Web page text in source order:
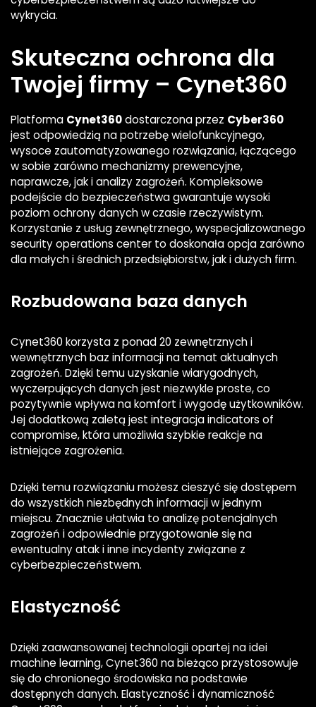
wykrycia.
Skuteczna ochrona dla
Twojej firmy – Cynet360
Platforma Cynet360dostarczona przez Cyber360
jest odpowiedzią na potrzebę wielofunkcyjnego,
wysoce zautomatyzowanego rozwiązania, łączącego
w sobie zarówno mechanizmy prewencyjne,
naprawcze, jak i analizy zagrożeń. Kompleksowe
podejście do bezpieczeństwa gwarantuje wysoki
poziom ochrony danych w czasie rzeczywistym.
Korzystanie z usług zewnętrznego, wyspecjalizowanego
security operations center to doskonała opcja zarówno
dla małych i średnich przedsiębiorstw, jak i dużych firm.
Rozbudowana baza danych
Cynet360 korzysta z ponad 20 zewnętrznych i
wewnętrznych baz informacji na temat aktualnych
zagrożeń. Dzięki temu uzyskanie wiarygodnych,
wyczerpujących danych jest niezwykle proste, co
pozytywnie wpływa na komfort i wygodę użytkowników.
Jej dodatkową zaletą jest integracja indicators of
compromise, która umożliwia szybkie reakcje na
istniejące zagrożenia.
Dzięki temu rozwiązaniu możesz cieszyć się dostępem
do wszystkich niezbędnych informacji w jednym
miejscu. Znacznie ułatwia to analizę potencjalnych
zagrożeń i odpowiednie przygotowanie się na
ewentualny atak i inne incydenty związane z
cyberbezpieczeństwem.
Elastyczność
Dzięki zaawansowanej technologii opartej na idei
machine learning, Cynet360 na bieżąco przystosowuje
się do chronionego środowiska na podstawie
dostępnych danych. Elastyczność i dynamiczność